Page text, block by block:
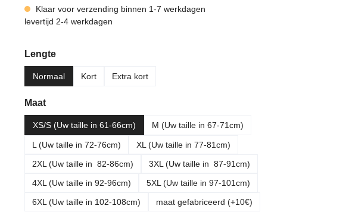
Klaar voor verzending binnen 1-7 werkdagen
levertijd 2-4 werkdagen
Selecteer
Lengte
Normaal Kort Extra kort
Selecteer
Maat
XS/S (Uw taille in 61-66cm) M (Uw taille in 67-71cm)
L (Uw taille in 72-76cm)
XL (Uw taille in 77-81cm)
2XL (Uw taille in 82-86cm)
3XL (Uw taille in 87-91cm)
4XL (Uw taille in 92-96cm)
5XL (Uw taille in 97-101cm)
6XL (Uw taille in 102-108cm)
maat gefabriceerd (+10€)